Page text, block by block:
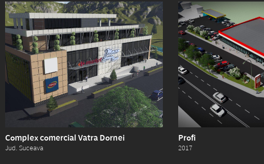
Complex comercial Vatra Dornei
Jud. Suceava
Profi
2017